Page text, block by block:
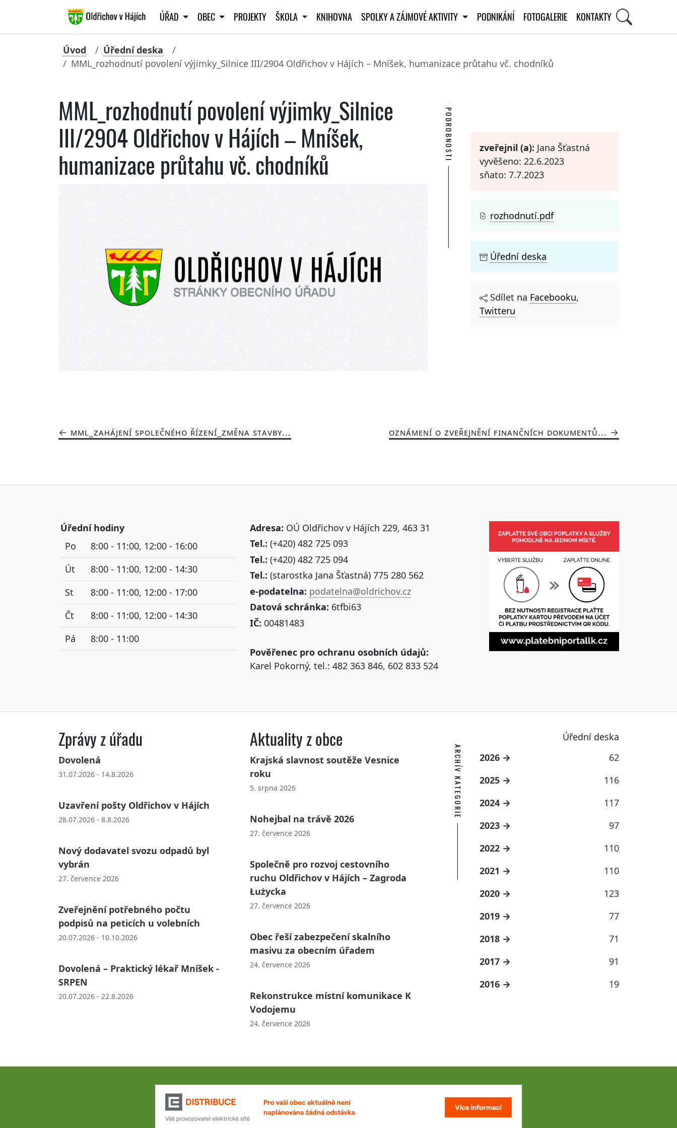
ÚŘAD OBEC PROJEKTY ŠKOLA KNIHOVNA SPOLKY A ZÁJMOVÉ AKTIVITY PODNIKÁNÍ FOTOGALERIE KONTAKTY
Úvod
Úřední deska
MML_rozhodnutí povolení výjimky_Silnice III/2904 Oldřichov v Hájích – Mníšek, humanizace průtahu vč. chodníků
MML_rozhodnutí povolení výjimky_Silnice
III/2904 Oldřichov v Hájích – Mníšek,
humanizace průtahu vč. chodníků
PODROBNOSTI zveřejnil (a): Jana Šťastná
vyvěšeno: 22.6.2023
sňato: 7.7.2023
rozhodnutí.pdf
Úřední deska
Sdílet na Facebooku,
Twitteru
MML_ZAHÁJENÍ SPOLEČNÉHO ŘÍZENÍ_ZMĚNA STAVBY... OZNÁMENÍ O ZVEŘEJNĚNÍ FINANČNÍCH DOKUMENTŮ...
Úřední hodiny
Po
8:00 - 11:00, 12:00 - 16:00
Út
8:00 - 11:00, 12:00 - 14:30
St
8:00 - 11:00, 12:00 - 17:00
Čt
8:00 - 11:00, 12:00 - 14:30
Pá
8:00 - 11:00
Adresa: OÚ Oldřichov v Hájích 229, 463 31
Tel.: (+420) 482 725 093
Tel.: (+420) 482 725 094
Tel.: (starostka Jana Šťastná) 775 280 562
e-podatelna: podatelna@oldrichov.cz
Datová schránka: 6tfbi63
IČ: 00481483
Pověřenec pro ochranu osobních údajů:
Karel Pokorný, tel.: 482 363 846, 602 833 524
Zprávy z úřadu
Dovolená
31.07.2026 - 14.8.2026
Uzavření pošty Oldřichov v Hájích
28.07.2026 - 8.8.2026
Nový dodavatel svozu odpadů byl
vybrán
27. července 2026
Zveřejnění potřebného počtu
podpisů na peticích u volebních
20.07.2026 - 10.10.2026
Dovolená – Praktický lékař Mníšek -
SRPEN
20.07.2026 - 22.8.2026
Aktuality z obce
Krajská slavnost soutěže Vesnice
roku
5. srpna 2026
Nohejbal na trávě 2026
27. července 2026
Společně pro rozvoj cestovního
ruchu Oldřichov v Hájích – Zagroda
Łużycka
27. července 2026
Obec řeší zabezpečení skalního
masivu za obecním úřadem
24. července 2026
Rekonstrukce místní komunikace K
Vodojemu
24. července 2026
Úřední deska
ARCHÍV KATEGORIE 2026
62
2025
116
2024
117
2023
97
2022
110
2021
110
2020
123
2019
77
2018
71
2017
91
2016
19